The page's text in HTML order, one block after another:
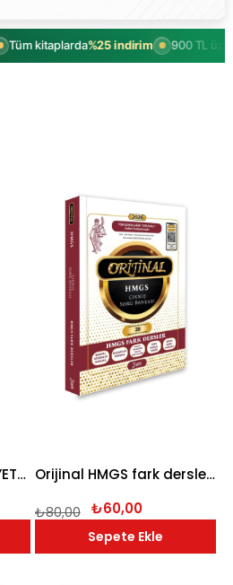
kitaplarda%25 indirim 900 TL üzeri
ADLİ YARGI 6 DENEME YETKİ YAYINLARI 2026
Orijinal HMGS fark dersler çıkmış soru bankası 2026
₺60,00
₺80,00
Sepete Ekle